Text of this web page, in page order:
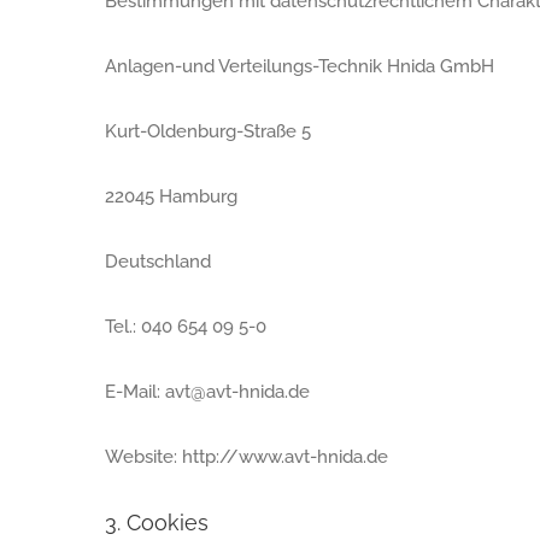
Anlagen-und Verteilungs-Technik Hnida GmbH
Kurt-Oldenburg-Straße 5
22045 Hamburg
Deutschland
Tel.: 040 654 09 5-0
E-Mail: avt@avt-hnida.de
Website: http://www.avt-hnida.de
3. Cookies